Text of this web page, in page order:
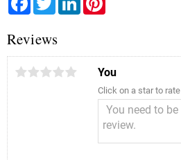
Reviews
You
Click on a star to rate